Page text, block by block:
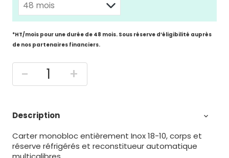
*HT/mois pour une durée de 48 mois. Sous réserve d’éligibilité auprès
de nos partenaires financiers.
- +
Description 
Carter monobloc entièrement Inox 18-10, corps et
réserve réfrigérés et reconstitueur automatique